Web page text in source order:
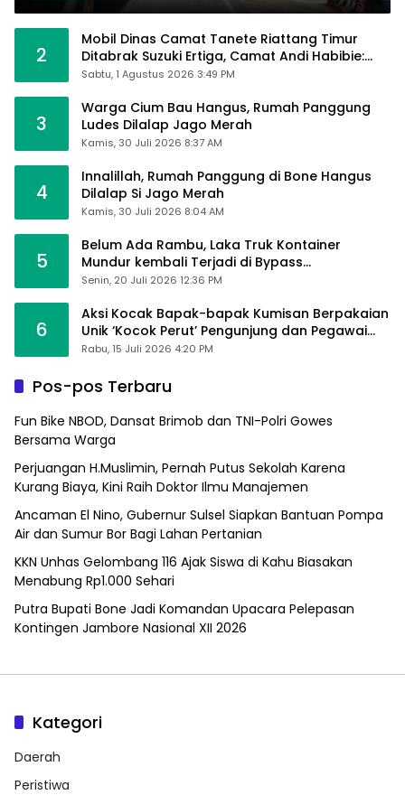
2
Mobil Dinas Camat Tanete Riattang Timur
Ditabrak Suzuki Ertiga, Camat Andi Habibie:
Alhamdulillah Saya Baik-Baik Saja
Sabtu, 1 Agustus 2026 3:49 PM
3
Warga Cium Bau Hangus, Rumah Panggung
Ludes Dilalap Jago Merah
Kamis, 30 Juli 2026 8:37 AM
4
Innalillah, Rumah Panggung di Bone Hangus
Dilalap Si Jago Merah
Kamis, 30 Juli 2026 8:04 AM
5
Belum Ada Rambu, Laka Truk Kontainer
Mundur kembali Terjadi di Bypass
Sumpallabbu
Senin, 20 Juli 2026 12:36 PM
6
Aksi Kocak Bapak-bapak Kumisan Berpakaian
Unik ‘Kocok Perut’ Pengunjung dan Pegawai
Alfamart, Ngaku Aktifkan Layar Sentuh Atm
Rabu, 15 Juli 2026 4:20 PM
Pos-pos Terbaru
Fun Bike NBOD, Dansat Brimob dan TNI-Polri Gowes
Bersama Warga
Perjuangan H.Muslimin, Pernah Putus Sekolah Karena
Kurang Biaya, Kini Raih Doktor Ilmu Manajemen
Ancaman El Nino, Gubernur Sulsel Siapkan Bantuan Pompa
Air dan Sumur Bor Bagi Lahan Pertanian
KKN Unhas Gelombang 116 Ajak Siswa di Kahu Biasakan
Menabung Rp1.000 Sehari
Putra Bupati Bone Jadi Komandan Upacara Pelepasan
Kontingen Jambore Nasional XII 2026
Kategori
Daerah
Peristiwa